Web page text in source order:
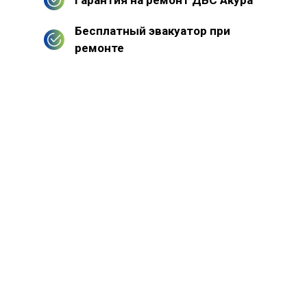
Бесплатный эвакуатор при
ремонте